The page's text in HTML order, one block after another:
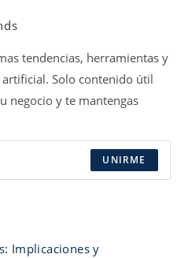
pestañapestaña
tendencias, herramientas y
Solo contenido útil
negocio y te mantengas
UNIRME
Implicaciones y